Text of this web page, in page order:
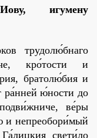
игумену
трудолю́бнаго
кро́тости и
братолю́бия и
ра́нней ю́ности до
ве́ры
и непреобори́мый
свети́ло